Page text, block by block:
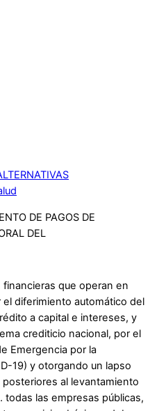
DE PAGOS DE
DEL
que operan en
diferimiento automático del
a capital e intereses, y
crediticio nacional, por el
Emergencia por la
19) y otorgando un lapso
al levantamiento
las empresas públicas,